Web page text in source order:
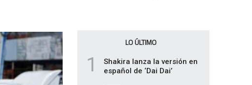
LO ÚLTIMO
1
Shakira lanza la versión en
español de ‘Dai Dai’